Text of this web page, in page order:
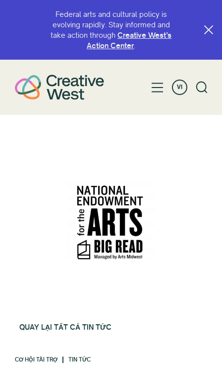
Federal arts and cultural policy is
evolving rapidly. Stay informed and
take action through Creative West’s
Action Center.
VI
QUAY LẠI TẤT CẢ TIN TỨC
CƠ HỘI TÀI TRỢ TIN TỨC